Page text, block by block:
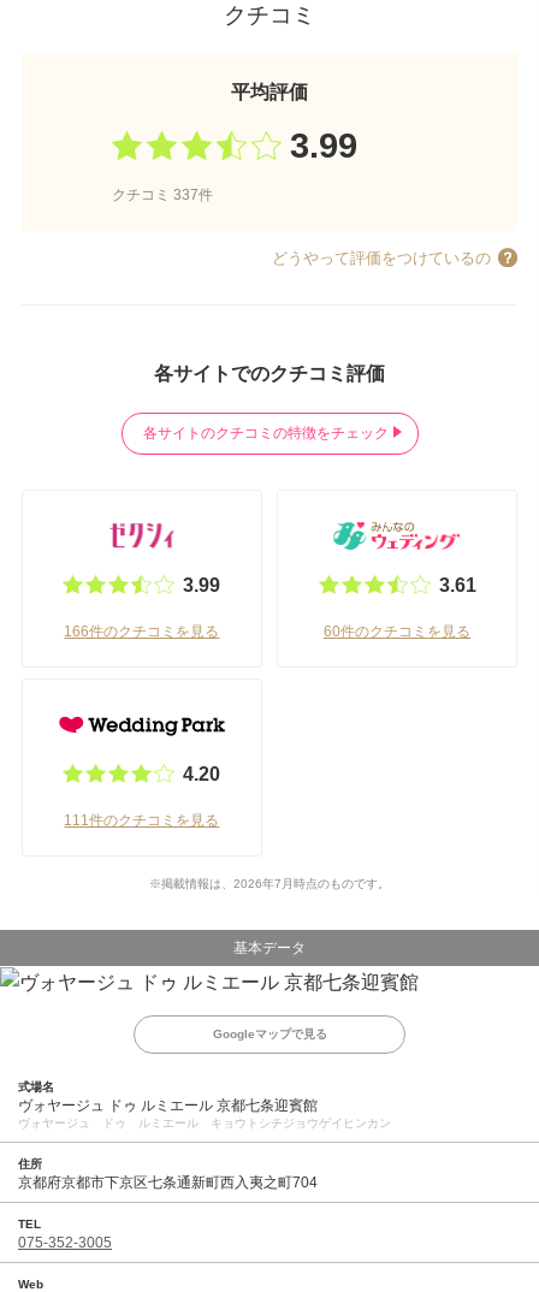
クチコミ
平均評価
3.99
クチコミ 337件
どうやって評価をつけているの
各サイトでのクチコミ評価
各サイトのクチコミの特徴をチェック
3.99
166件のクチコミを見る
3.61
60件のクチコミを見る
4.20
111件のクチコミを見る
※掲載情報は、2026年7月時点のものです。
基本データ
Googleマップで見る
式場名
ヴォヤージュ ドゥ ルミエール 京都七条迎賓館
ヴォヤージュ ドゥ ルミエール キョウトシチジョウゲイヒンカン
住所
京都府京都市下京区七条通新町西入夷之町704
TEL
075-352-3005
Web